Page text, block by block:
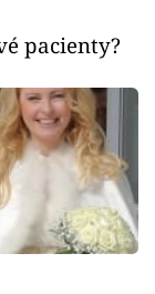
pacienty?